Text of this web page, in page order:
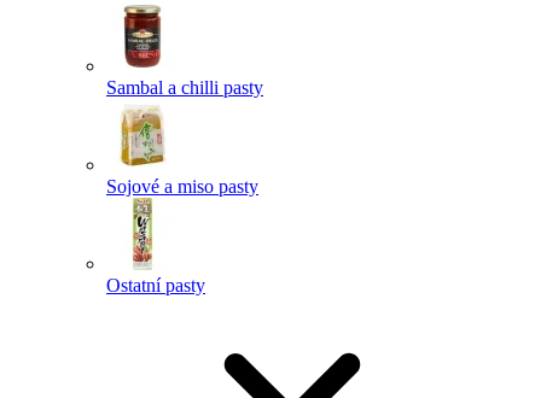
Sambal a chilli pasty
Sojové a miso pasty
Ostatní pasty